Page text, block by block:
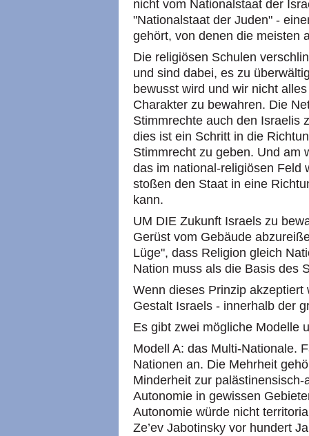
nicht vom Nationalstaat der
"Nationalstaat der Juden" -
gehört, von denen die meisten
Die religiösen Schulen
und sind dabei, es zu
bewusst wird und wir nicht
Charakter zu bewahren. Die
Stimmrechte auch den Israelis
dies ist ein Schritt in die
Stimmrecht zu geben. Und am
das im national-religiösen Feld
stoßen den Staat in eine
kann.
UM DIE Zukunft Israels zu
Gerüst vom Gebäude
Lüge", dass Religion gleich
Nation muss als die Basis des
Wenn dieses Prinzip
Gestalt Israels - innerhalb der
Es gibt zwei mögliche Modelle
Modell A: das Multi-Nationale.
Nationen an. Die Mehrheit
Minderheit zur
Autonomie in gewissen
Autonomie würde nicht
Ze’ev Jabotinsky vor hundert